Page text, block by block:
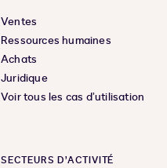
Ventes
Ressources humaines
Achats
Juridique
Voir tous les cas d’utilisation
SECTEURS D’ACTIVITÉ